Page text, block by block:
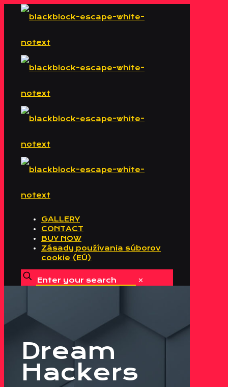
GALLERY
CONTACT
BUY NOW
Zásady používania súborov
cookie (EÚ)
✕
Dream
Hackers